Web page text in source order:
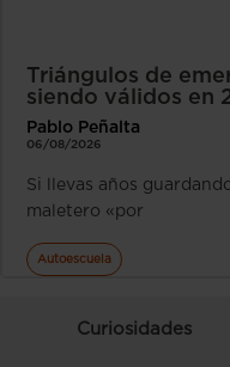
Triángulos de
siendo válidos en
Pablo Peñalta
06/08/2026
Si llevas años
maletero «por
Autoescuela
Curiosidades